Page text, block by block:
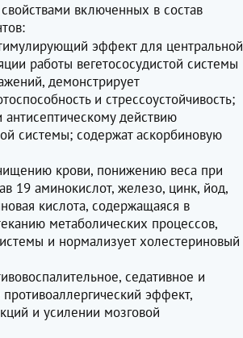
включенных в состав
эффект для центральной
работы вегетососудистой системы
демонстрирует
и стрессоустойчивость;
действию
системы; содержат аскорбиновую
крови, понижению веса при
19 аминокислот, железо, цинк, йод,
кислота, содержащаяся в
метаболических процессов,
и нормализует холестериновый
седативное и
эффект,
и усилении мозговой